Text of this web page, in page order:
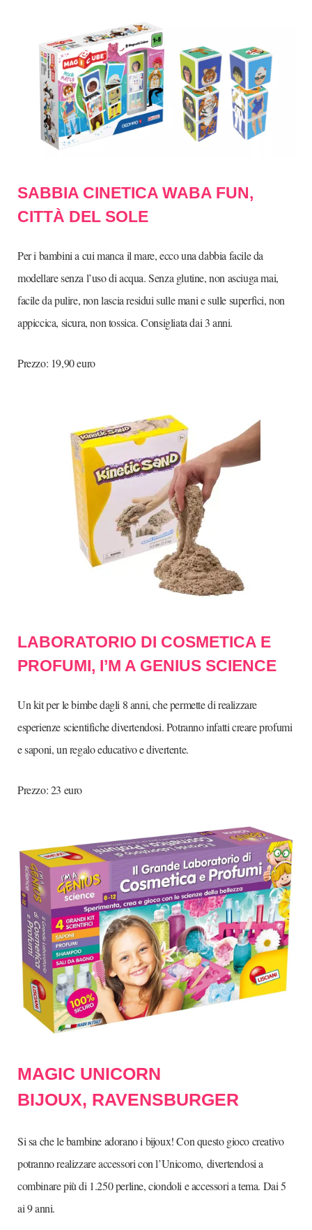
SABBIA CINETICA WABA FUN,
CITTÀ DEL SOLE
Per i bambini a cui manca il mare, ecco una dabbia facile da
modellare senza l’uso di acqua. Senza glutine, non asciuga mai,
facile da pulire, non lascia residui sulle mani e sulle superfici, non
appiccica, sicura, non tossica. Consigliata dai 3 anni.
Prezzo: 19,90 euro
LABORATORIO DI COSMETICA E
PROFUMI, I’M A GENIUS SCIENCE
Un kit per le bimbe dagli 8 anni, che permette di realizzare
esperienze scientifiche divertendosi. Potranno infatti creare profumi
e saponi, un regalo educativo e divertente.
Prezzo: 23 euro
MAGIC UNICORN
BIJOUX, RAVENSBURGER
Si sa che le bambine adorano i bijoux! Con questo gioco creativo
potranno realizzare accessori con l’Unicorno, divertendosi a
combinare più di 1.250 perline, ciondoli e accessori a tema. Dai 5
ai 9 anni.